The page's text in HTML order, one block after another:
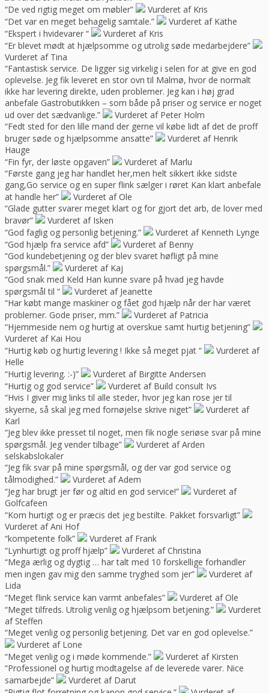
“De ved rigtig meget om møbler”
Vurderet af Kris
“Det var en meget behagelig samtale.”
Vurderet af Käthe
“Ekspert i hvidevarer “
Vurderet af Kris
“Er blevet mødt at hjælpsomme og utrolig søde medarbejdere”
Vurderet af Tina
“Fantastisk service. De ligger sig virkelig i selen for at give en god
oplevelse. Jeg fik leveret en stor ovn til Malmø, hvor de normalt
ikke har levering direkte, uden problemer. Jeg kan i høj grad
anbefale Gastrobutikken – som både på priser og service er noget
ud over det sædvanlige.”
Vurderet af Peter Holm
“Fedt sted for den lille mand der gerne vil købe lidt af det de proff
bruger søde og hjælpsomme ansatte”
Vurderet af Henrik
Hauge
“Fin fyr, der løste opgaven”
Vurderet af Marlu
“Første gang jeg har handlet her,men helt sikkert ikke sidste
gang,Go service og en super flink sælger i røret Kan klart anbefale
at handle her”
Vurderet af Ole
“Glade gutter svarer meget klart og for gjort det arb, de lover med
bravør”
Vurderet af Isken
“God faglig og personlig betjening.”
Vurderet af Kenneth Lynge
“God hjælp fra service afd”
Vurderet af Benny
“God kundebetjening og der blev svaret høfligt på mine
spørgsmål.”
Vurderet af Kaj
“God snak med Keld Han kunne svare på hvad jeg havde
spørgsmål til “
Vurderet af Jeanette
“Har købt mange maskiner og fået god hjælp når der har været
problemer. Gode priser, mm.”
Vurderet af Patricia
“Hjemmeside nem og hurtig at overskue samt hurtig betjening”
Vurderet af Kai Hou
“Hurtig køb og hurtig levering ! Ikke så meget pjat “
Vurderet af
Helle
“Hurtig levering. :-)”
Vurderet af Birgitte Andersen
“Hurtig og god service”
Vurderet af Build consult Ivs
“Hvis I giver mig links til alle steder, hvor jeg kan rose jer til
skyerne, så skal jeg med fornøjelse skrive niget”
Vurderet af
Karl
“Jeg blev ikke presset til noget, men fik nogle seriøse svar på mine
spørgsmål. Jeg vender tilbage”
Vurderet af Arden
selskabslokaler
“Jeg fik svar på mine spørgsmål, og der var god service og
tålmodighed.”
Vurderet af Adem
“Jeg har brugt jer før og altid en god service!”
Vurderet af
Golfcafeen
“Kom hurtigt og er præcis det jeg bestilte. Pakket forsvarligt”
Vurderet af Ani Hof
“kompetente folk”
Vurderet af Frank
“Lynhurtigt og proff hjælp”
Vurderet af Christina
“Mega ærlig og dygtig … har talt med 10 forskellige forhandler
men ingen gav mig den samme tryghed som jer”
Vurderet af
Lida
“Meget flink service kan varmt anbefales”
Vurderet af Ole
“Meget tilfreds. Utrolig venlig og hjælpsom betjening.”
Vurderet
af Steffen
“Meget venlig og personlig betjening. Det var en god oplevelse.”
Vurderet af Lone
“Meget venlig og i møde kommende.”
Vurderet af Kirsten
“Professionel og hurtig modtagelse af de leverede varer. Nice
samarbejde”
Vurderet af Darut